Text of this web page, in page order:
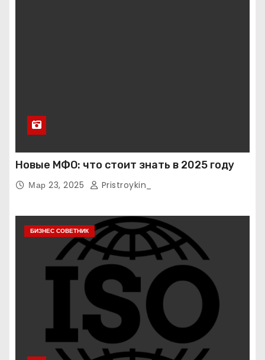
Новые МФО: что стоит знать в 2025 году
Мар 23, 2025 Pristroykin_
БИЗНЕС СОВЕТНИК